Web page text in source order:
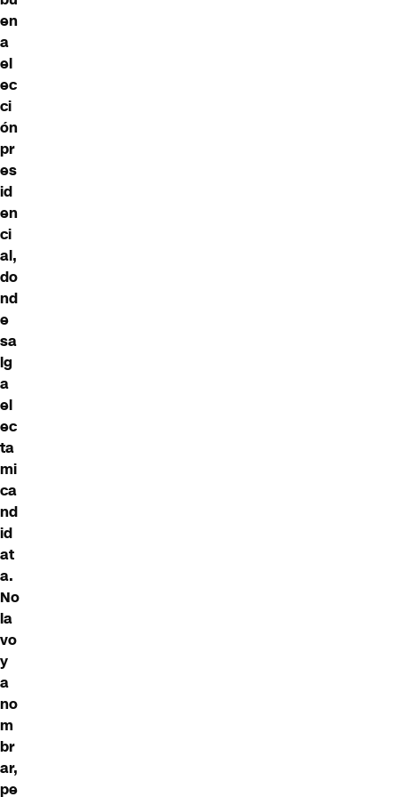
en
a
el
ec
ci
ón
pr
es
id
en
ci
al,
do
nd
e
sa
lg
a
el
ec
ta
mi
ca
nd
id
at
a.
No
la
vo
y
a
no
m
br
ar,
pe